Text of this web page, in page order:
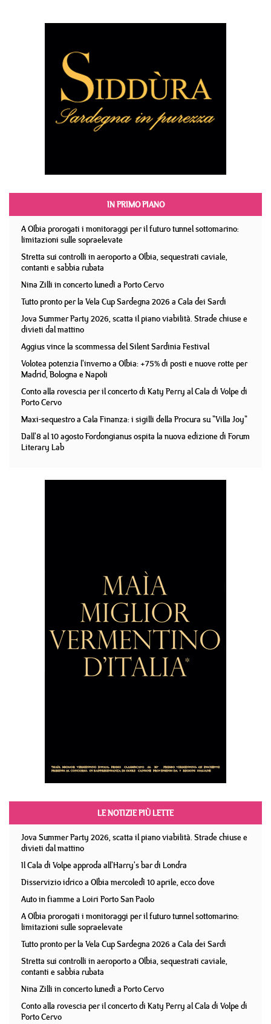
IN PRIMO PIANO
A Olbia prorogati i monitoraggi per il futuro tunnel sottomarino:
limitazioni sulle sopraelevate
Stretta sui controlli in aeroporto a Olbia, sequestrati caviale,
contanti e sabbia rubata
Nina Zilli in concerto lunedì a Porto Cervo
Tutto pronto per la Vela Cup Sardegna 2026 a Cala dei Sardi
Jova Summer Party 2026, scatta il piano viabilità. Strade chiuse e
divieti dal mattino
Aggius vince la scommessa del Silent Sardinia Festival
Volotea potenzia l'inverno a Olbia: +75% di posti e nuove rotte per
Madrid, Bologna e Napoli
Conto alla rovescia per il concerto di Katy Perry al Cala di Volpe di
Porto Cervo
Maxi-sequestro a Cala Finanza: i sigilli della Procura su "Villa Joy"
Dall'8 al 10 agosto Fordongianus ospita la nuova edizione di Forum
Literary Lab
LE NOTIZIE PIÙ LETTE
Jova Summer Party 2026, scatta il piano viabilità. Strade chiuse e
divieti dal mattino
Il Cala di Volpe approda all'Harry's bar di Londra
Disservizio idrico a Olbia mercoledì 10 aprile, ecco dove
Auto in fiamme a Loiri Porto San Paolo
A Olbia prorogati i monitoraggi per il futuro tunnel sottomarino:
limitazioni sulle sopraelevate
Tutto pronto per la Vela Cup Sardegna 2026 a Cala dei Sardi
Stretta sui controlli in aeroporto a Olbia, sequestrati caviale,
contanti e sabbia rubata
Nina Zilli in concerto lunedì a Porto Cervo
Conto alla rovescia per il concerto di Katy Perry al Cala di Volpe di
Porto Cervo